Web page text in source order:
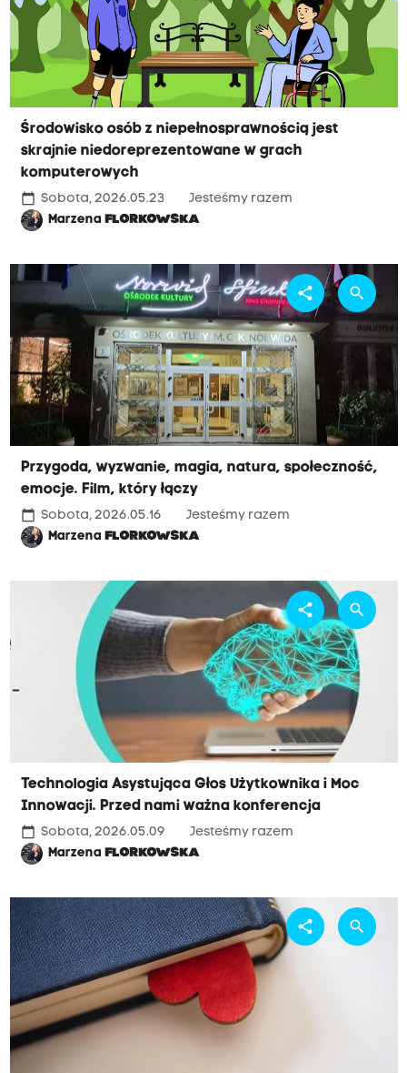
Środowisko osób z niepełnosprawnością jest
skrajnie niedoreprezentowane w grach
komputerowych
calendar_today Sobota, 2026.05.23
Jesteśmy razem
MarzenaFLORKOWSKA
Przygoda, wyzwanie, magia, natura, społeczność,
emocje. Film, który łączy
calendar_today Sobota, 2026.05.16
Jesteśmy razem
MarzenaFLORKOWSKA
share search
Technologia Asystująca Głos Użytkownika i Moc
Innowacji. Przed nami ważna konferencja
calendar_today Sobota, 2026.05.09
Jesteśmy razem
MarzenaFLORKOWSKA
share search
share search